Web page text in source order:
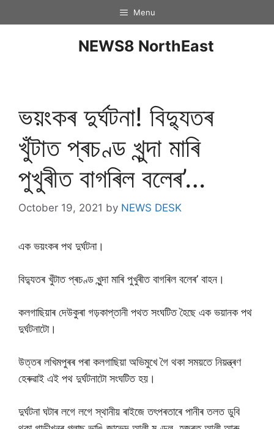
Menu
NEWS8 NorthEast
ভয়ংকৰ দুৰ্ঘটনা! বিদ্যুতৰ
খুঁটাত প্ৰচণ্ড খুন্দা মাৰি
পুখুৰীত বাগৰিল বলেৰ’…
October 19, 2021 by NEWS DESK
এক ভয়ংকৰ পথ দুৰ্ঘটনা।
বিদ্যুতৰ খুঁটাত প্ৰচণ্ড খুন্দা মাৰি পুখুৰীত বাগৰিল বলেৰ’ বাহন।
কলগাছিয়াৰ দেউকুৰা গড়কাপ্তানী পথত সংঘটিত হৈছে এক ভয়ানক পথ
দুৰ্ঘটনাটো।
উত্তৰ লখিমপুৰৰ পৰা কলগাছিয়া অভিমুখে গৈ থকা সময়তে নিয়ন্ত্ৰণ
হেৰুৱাই এই পথ দুৰ্ঘটনাটো সংঘটিত হয়।
দুৰ্ঘটনা ঘটাৰ লগে লগে স্থানীয় ৰাইজে তৎপৰতাৰে পানীৰ তলত ডুবি